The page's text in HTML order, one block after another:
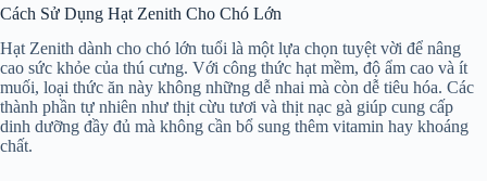
Cách Sử Dụng Hạt Zenith Cho Chó Lớn
Hạt Zenith dành cho chó lớn tuổi là một lựa chọn tuyệt vời để nâng
cao sức khỏe của thú cưng. Với công thức hạt mềm, độ ẩm cao và ít
muối, loại thức ăn này không những dễ nhai mà còn dễ tiêu hóa. Các
thành phần tự nhiên như thịt cừu tươi và thịt nạc gà giúp cung cấp
dinh dưỡng đầy đủ mà không cần bổ sung thêm vitamin hay khoáng
chất.